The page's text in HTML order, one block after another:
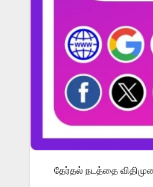
தேர்தல் நடத்தை